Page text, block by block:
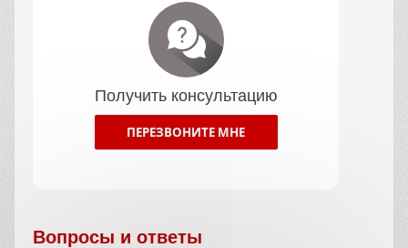
Получить консультацию
ПЕРЕЗВОНИТЕ МНЕ
Вопросы и ответы